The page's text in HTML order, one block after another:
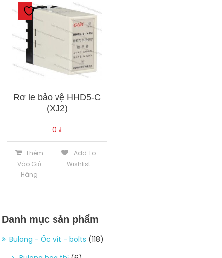
Rơ le bảo vệ HHD5-C
(XJ2)
0 ₫
Thêm
Vào Giỏ
Hàng
Add To
Wishlist
Danh mục sản phẩm
Bulong - Ốc vít - bolts (118)